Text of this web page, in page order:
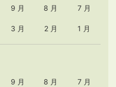
9 月 8 月 7 月
3 月 2 月 1 月
9 月 8 月 7 月